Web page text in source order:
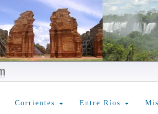
Corrientes Entre Ríos